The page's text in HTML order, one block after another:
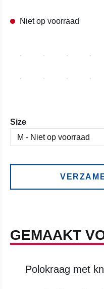
Niet op voorraad
Selecteer
Size
GEMAAKT
Polokraag met